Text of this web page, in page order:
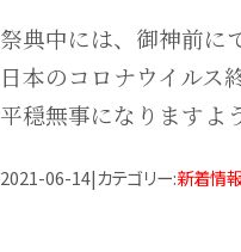
祭典中には、御神前に
日本のコロナウイルス
平穏無事になりますよ
2021-06-14|カテゴリー:新着情